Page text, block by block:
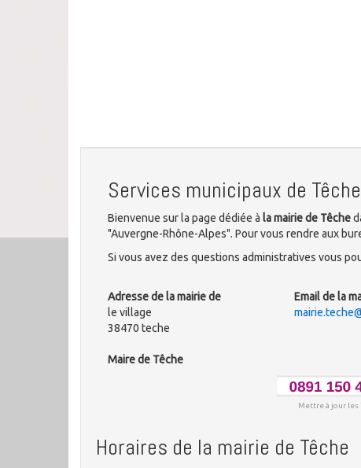
Services municipaux de Têche
Bienvenue sur la page dédiée à la mairie de Têche
"Auvergne-Rhône-Alpes". Pour vous rendre aux
Si vous avez des questions administratives vous
Adresse de la mairie de
le village
38470 teche
Maire de Têche
Email de la
Mettre à jour
Horaires de la mairie de Têche